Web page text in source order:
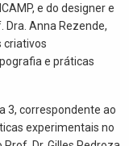
e do designer e
Anna Rezende,
criativos
e práticas
3, correspondente ao
experimentais no